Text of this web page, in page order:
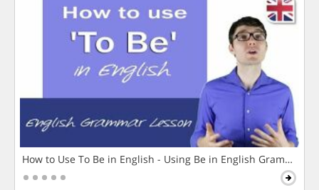
How to Use To Be in English - Using Be in English Grammar